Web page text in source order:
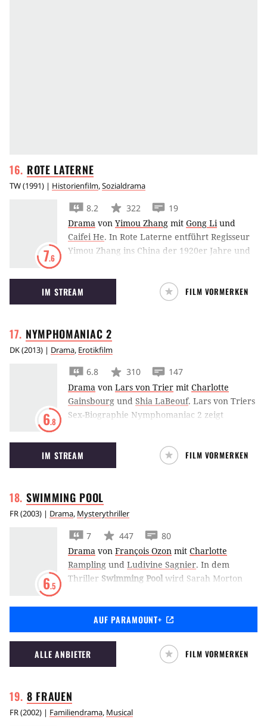
ROTE LATERNE
TW(1991) | Historienfilm,Sozialdrama
7.6
8.2 322
19
Drama von Yimou Zhang mit Gong Liund
Caifei He. In Rote Laterne entführt Regisseur
Yimou Zhang ins China der 1920er Jahre und
nach dem Tod ihres Vaters mit einem
wohlhabenden Herrscher vermählt wird.
IM STREAM FILM VORMERKEN
NYMPHOMANIAC 2
DK(2013) | Drama, Erotikfilm
6.8
6.8 310
147
Drama von Lars von Trier mit Charlotte
Gainsbourg und Shia LaBeouf. Lars von Triers
Sex-Biographie Nymphomaniac 2 zeigt
sexuellen Entwicklung von ihrer Geburt bis zu
ihrem fünfzigsten Lebensjahr.
IM STREAM FILM VORMERKEN
SWIMMING POOL
FR(2003) | Drama, Mysterythriller
6.5
7 447
80
Drama von François Ozon mit Charlotte
Rampling und Ludivine Sagnier. In dem
Thriller Swimming Poolwird Sarah Morton
Geschichte hineingezogen, bei der sie nicht
mehr zwischen Wirklichkeit und Phantasie
unterscheiden kann.
AUF PARAMOUNT+
ALLE ANBIETER FILM VORMERKEN
8 FRAUEN
FR(2002) | Familiendrama, Musical